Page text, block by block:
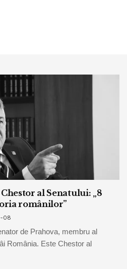
al Senatului: „8
românilor”
08
de Prahova, membru al
România. Este Chestor al